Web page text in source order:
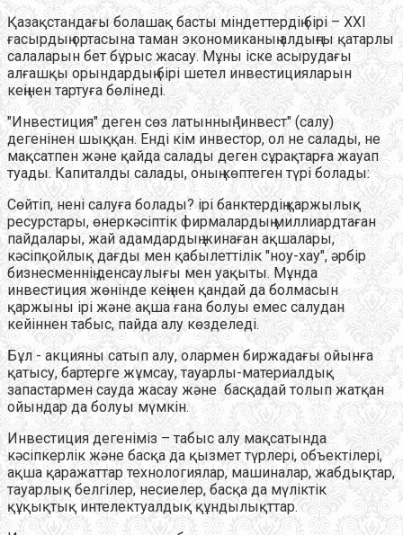
Қазақстандағы болашақ басты міндеттердің бірі – XXI
ғасырдың ортасына таман экономиканың алдыңғы қатарлы
салаларын бет бұрыс жасау. Мұны іске асырудағы
алғашқы орындардың бірі шетел инвестицияларын
кеңінен тартуға бөлінеді.
"Инвестиция" деген сөз латынның "инвест" (салу)
дегенінен шыққан. Енді кім инвестор, ол не салады, не
мақсатпен және қайда салады деген сұрақтарға жауап
туады. Капиталды салады, оның көптеген түрі болады:
Сөйтіп, нені салуға болады? ірі банктердің қаржылық
ресурстары, өнеркәсіптік фирмалардың миллиардтаған
пайдалары, жай адамдардың жинаған ақшалары,
кәсіпқойлық дағды мен қабылеттілік "ноу-хау", әрбір
бизнесменнің денсаулығы мен уақыты. Мұнда
инвестиция жөнінде кеңінен қандай да болмасын
қаржыны ірі және ақша ғана болуы емес салудан
кейіннен табыс, пайда алу көзделеді.
Бұл - акцияны сатып алу, олармен биржадағы ойынға
қатысу, бартерге жұмсау, тауарлы-материалдық
запастармен сауда жасау және басқадай толып жатқан
ойындар да болуы мүмкін.
Инвестиция дегеніміз – табыс алу мақсатында
кәсіпкерлік және басқа да қызмет түрлері, объектілері,
ақша қаражаттар технологиялар, машиналар, жабдықтар,
тауарлық белгілер, несиелер, басқа да мүліктік
құқықтық интелектуалдық құндылықттар.